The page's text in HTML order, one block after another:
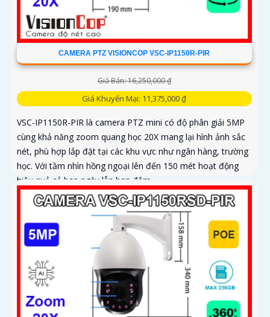
CAMERA PTZ VISIONCOP VSC-IP1150R-PIR
Giá Bán: 16,250,000 ₫
Giá Khuyến Mại: 11,375,000 ₫
VSC-IP1150R-PIR là camera PTZ mini có độ phân giải 5MP
cùng khả năng zoom quang học 20X mang lại hình ảnh sắc
nét, phù hợp lắp đặt tại các khu vực như ngân hàng, trường
học. Với tầm nhìn hồng ngoại lên đến 150 mét hoạt động
hiệu quả cả ban ngày lẫn ban đêm